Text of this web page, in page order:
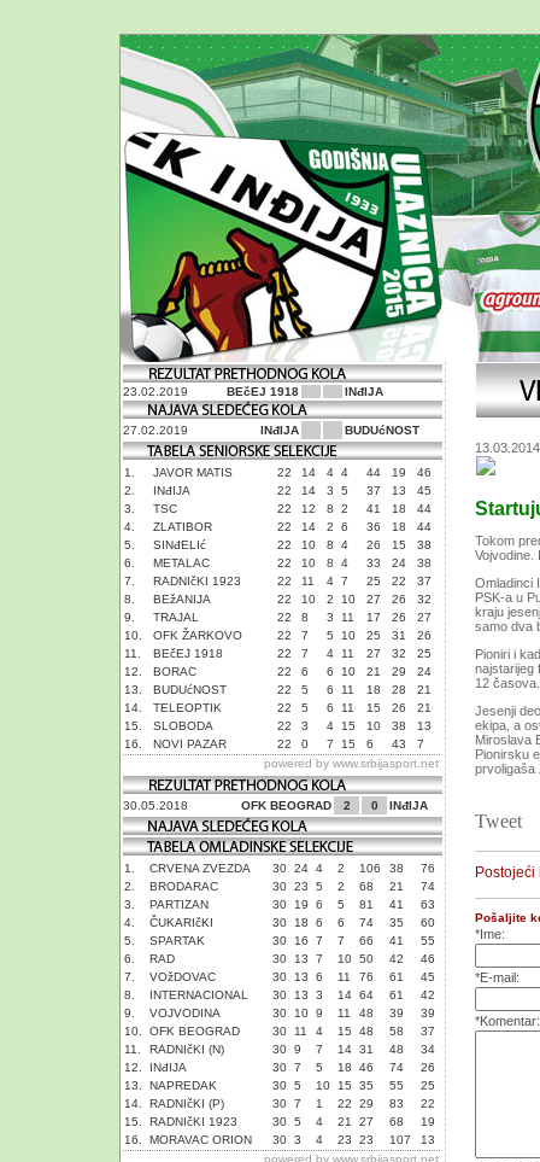
23.02.2019 BEčEJ 1918 INđIJA
27.02.2019 INđIJA BUDUćNOST
1. JAVOR MATIS 22 14 4 4 44 19
46
2.
INđIJA 22 14 3 5 37 13
45
3.
TSC 22 12 8 2 41 18
44
4.
ZLATIBOR 22 14 2 6 36 18
44
5.
SINđELIć 22 10 8 4 26 15
38
6.
METALAC 22 10 8 4 33 24
38
7.
RADNIčKI 1923 22 11 4 7 25 22
37
8.
BEžANIJA 22 10 2 10 27 26
32
9.
TRAJAL 22 8 3 11 17 26
27
10.
OFK ŽARKOVO 22 7 5 10 25 31
26
11.
BEčEJ 1918 22 7 4 11 27 32
25
12.
BORAC 22 6 6 10 21 29
24
13.
BUDUćNOST 22 5 6 11 18 28
21
14.
TELEOPTIK 22 5 6 11 15 26
21
15.
SLOBODA 22 3 4 15 10 38
13
16.
NOVI PAZAR 22 0 7 15 6 43
7
powered by www.srbijasport.net
30.05.2018 OFK BEOGRAD 2 0 INđIJA
1. CRVENA ZVEZDA 30 24 4 2 106 38
76
2.
BRODARAC 30 23 5 2 68 21
74
3.
PARTIZAN 30 19 6 5 81 41
63
4.
ČUKARIčKI 30 18 6 6 74 35
60
5.
SPARTAK 30 16 7 7 66 41
55
6.
RAD 30 13 7 10 50 42
46
7.
VOžDOVAC 30 13 6 11 76 61
45
8.
INTERNACIONAL 30 13 3 14 64 61
42
9.
VOJVODINA 30 10 9 11 48 39
39
10.
OFK BEOGRAD 30 11 4 15 48 58
37
11.
RADNIčKI (N) 30 9 7 14 31 48
34
12.
INđIJA 30 7 5 18 46 74
26
13.
NAPREDAK 30 5 10 15 35 55
25
14.
RADNIčKI (P) 30 7 1 22 29 83
22
15.
RADNIčKI 1923 30 5 4 21 27 68
19
16.
MORAVAC ORION 30 3 4 23 23 107
13
powered by www.srbijasport.net
13.03.2014
Tokom
Vojvodine.
Omladinci
PSK-a u
kraju
samo dva
Pioniri i
najstarijeg
12 časova.
Jesenji
ekipa, a
Miroslava
Pionirsku
prvoligaša
Tweet
Postojeći
Pošaljite
*Ime:
*E-mail:
*Komentar: